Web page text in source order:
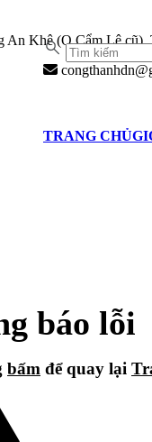
An Khê (Q.Cẩm Lệ
TRANG CHỦ
báo lỗi
bấm để quay lại